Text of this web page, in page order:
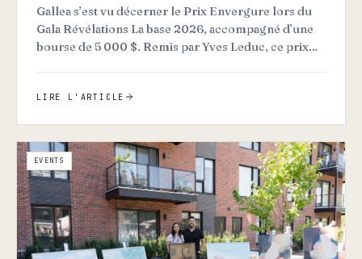
Gallea s’est vu décerner le Prix Envergure lors du
Gala Révélations La base 2026, accompagné d’une
bourse de 5 000 $. Remis par Yves Leduc, ce prix
LIRE L'ARTICLE
EVENTS